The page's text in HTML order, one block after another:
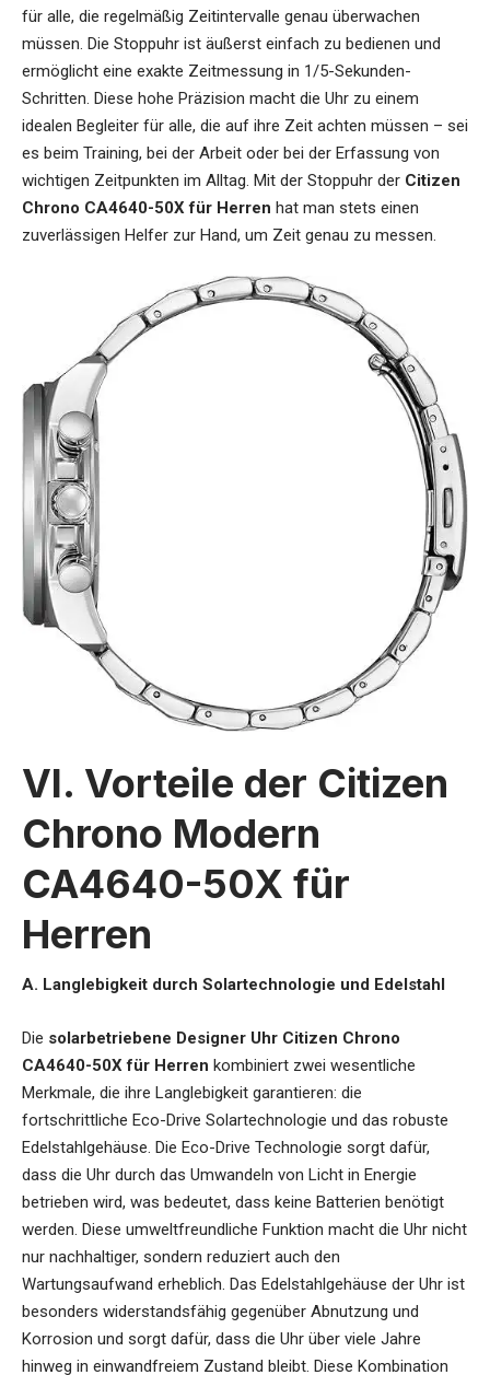
für alle, die regelmäßig Zeitintervalle genau überwachen
müssen. Die Stoppuhr ist äußerst einfach zu bedienen und
ermöglicht eine exakte Zeitmessung in 1/5-Sekunden-
Schritten. Diese hohe Präzision macht die Uhr zu einem
idealen Begleiter für alle, die auf ihre Zeit achten müssen – sei
es beim Training, bei der Arbeit oder bei der Erfassung von
wichtigen Zeitpunkten im Alltag. Mit der Stoppuhr der Citizen
Chrono CA4640-50X für Herren hat man stets einen
zuverlässigen Helfer zur Hand, um Zeit genau zu messen.
VI. Vorteile der Citizen
Chrono Modern
CA4640-50X für
Herren
A. Langlebigkeit durch Solartechnologie und Edelstahl
Die solarbetriebene Designer Uhr Citizen Chrono
CA4640-50X für Herren kombiniert zwei wesentliche
Merkmale, die ihre Langlebigkeit garantieren: die
fortschrittliche Eco-Drive Solartechnologie und das robuste
Edelstahlgehäuse. Die Eco-Drive Technologie sorgt dafür,
dass die Uhr durch das Umwandeln von Licht in Energie
betrieben wird, was bedeutet, dass keine Batterien benötigt
werden. Diese umweltfreundliche Funktion macht die Uhr nicht
nur nachhaltiger, sondern reduziert auch den
Wartungsaufwand erheblich. Das Edelstahlgehäuse der Uhr ist
besonders widerstandsfähig gegenüber Abnutzung und
Korrosion und sorgt dafür, dass die Uhr über viele Jahre
hinweg in einwandfreiem Zustand bleibt. Diese Kombination